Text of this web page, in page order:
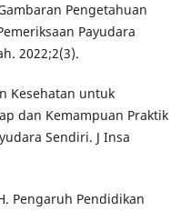
Pengetahuan
Payudara
2022;2(3).
Kesehatan untuk
dan Kemampuan Praktik
Sendiri. J Insa
Pengaruh Pendidikan